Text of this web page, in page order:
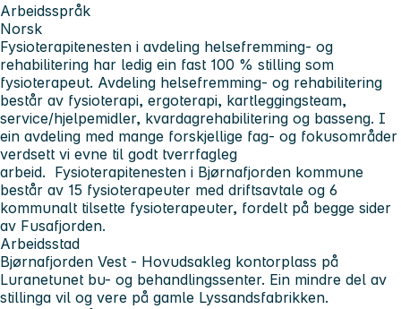
Arbeidsspråk
Norsk
Fysioterapitenesten i avdeling helsefremming- og
rehabilitering har ledig ein fast 100 % stilling som
fysioterapeut. Avdeling helsefremming- og rehabilitering
består av fysioterapi, ergoterapi, kartleggingsteam,
service/hjelpemidler, kvardagrehabilitering og basseng. I
ein avdeling med mange forskjellige fag- og fokusområder
verdsett vi evne til godt tverrfagleg
arbeid. Fysioterapitenesten i Bjørnafjorden kommune
består av 15 fysioterapeuter med driftsavtale og 6
kommunalt tilsette fysioterapeuter, fordelt på begge sider
av Fusafjorden.
Arbeidsstad
Bjørnafjorden Vest - Hovudsakleg kontorplass på
Luranetunet bu- og behandlingssenter. Ein mindre del av
stillinga vil og vere på gamle Lyssandsfabrikken.